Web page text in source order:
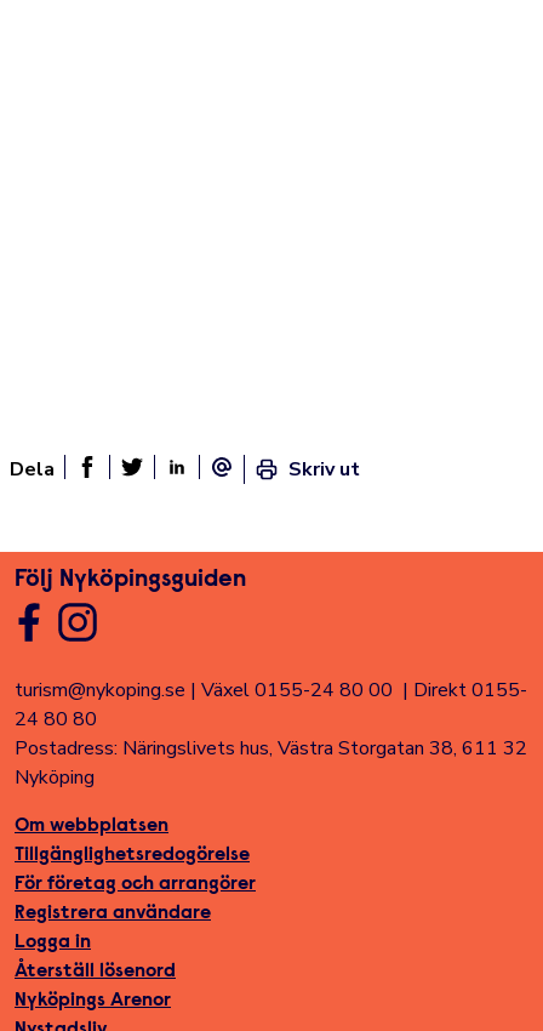
Dela
Dela sidan på Facebook
E-post
Skriv ut
Följ Nyköpingsguiden
turism@nykoping.se | Växel 0155-24 80 00 | Direkt 0155-
24 80 80
Postadress: Näringslivets hus, Västra Storgatan 38, 611 32
Nyköping
Om webbplatsen
Tillgänglighetsredogörelse
För företag och arrangörer
Registrera användare
Logga in
Återställ lösenord
Nyköpings Arenor